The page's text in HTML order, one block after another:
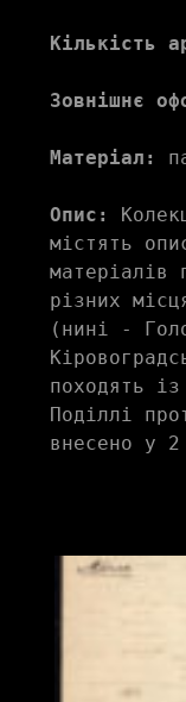
Кількість
Зовнішнє
Матеріал:
Опис:
містять
матеріалів
різних
(нині -
походять
Поділлі
внесено у